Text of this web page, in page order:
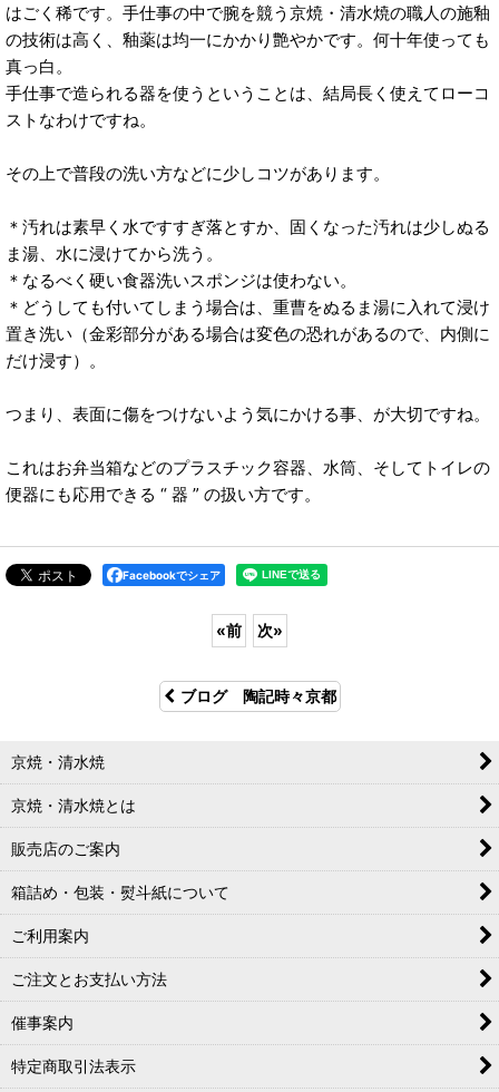
はごく稀です。手仕事の中で腕を競う京焼・清水焼の職人の施釉
の技術は高く、釉薬は均一にかかり艶やかです。何十年使っても
真っ白。
手仕事で造られる器を使うということは、結局長く使えてローコ
ストなわけですね。
その上で普段の洗い方などに少しコツがあります。
＊汚れは素早く水ですすぎ落とすか、固くなった汚れは少しぬる
ま湯、水に浸けてから洗う。
＊なるべく硬い食器洗いスポンジは使わない。
＊どうしても付いてしまう場合は、重曹をぬるま湯に入れて浸け
置き洗い（金彩部分がある場合は変色の恐れがあるので、内側に
だけ浸す）。
つまり、表面に傷をつけないよう気にかける事、が大切ですね。
これはお弁当箱などのプラスチック容器、水筒、そしてトイレの
便器にも応用できる “ 器 ” の扱い方です。
Facebookでシェア
«前 次»
ブログ 陶記時々京都
京焼・清水焼
京焼・清水焼とは
販売店のご案内
箱詰め・包装・熨斗紙について
ご利用案内
ご注文とお支払い方法
催事案内
特定商取引法表示